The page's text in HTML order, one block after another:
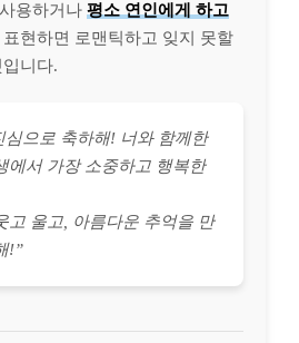
용하거나 평소 연인에게 하고
표현하면 로맨틱하고 잊지 못할
니다.
심으로 축하해! 너와 함께한
에서 가장 소중하고 행복한
고 울고, 아름다운 추억을 만
!”